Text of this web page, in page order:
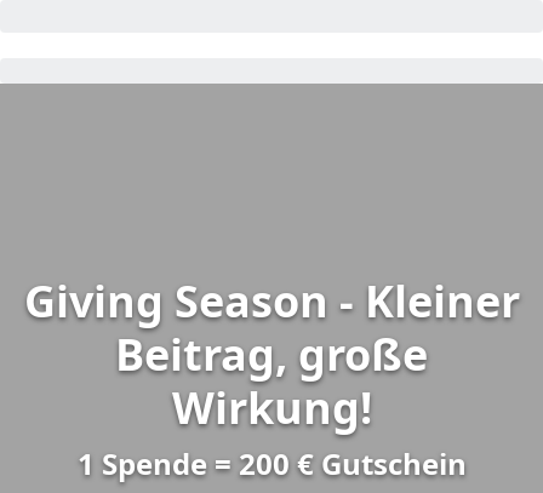
Giving Season - Kleiner
Beitrag, große
Wirkung!
1 Spende = 200 € Gutschein